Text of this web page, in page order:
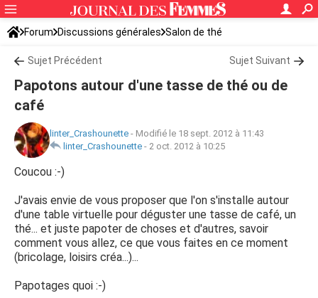
Forum Discussions générales Salon de thé
Sujet Précédent Sujet Suivant
Papotons autour d'une tasse de thé ou de
café
linter_Crashounette - Modifié le 18 sept. 2012 à 11:43
linter_Crashounette - 2 oct. 2012 à 10:25
Coucou :-)
J'avais envie de vous proposer que l'on s'installe autour
d'une table virtuelle pour déguster une tasse de café, un
thé... et juste papoter de choses et d'autres, savoir
comment vous allez, ce que vous faites en ce moment
(bricolage, loisirs créa...)...
Papotages quoi :-)